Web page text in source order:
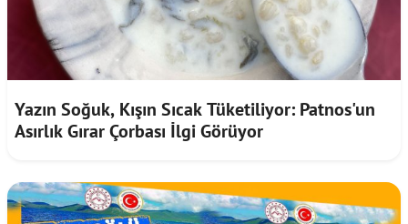
Yazın Soğuk, Kışın Sıcak Tüketiliyor: Patnos'un
Asırlık Gırar Çorbası İlgi Görüyor